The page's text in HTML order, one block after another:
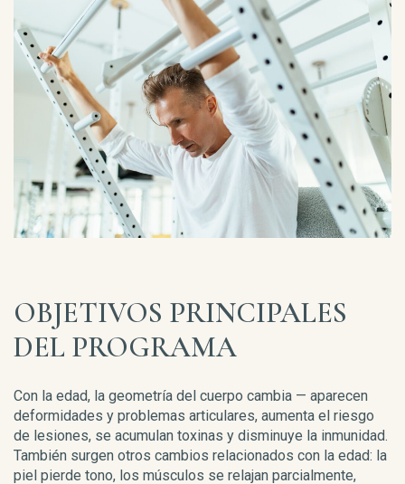
OBJETIVOS PRINCIPALES
DEL PROGRAMA
Con la edad, la geometría del cuerpo cambia — aparecen
deformidades y problemas articulares, aumenta el riesgo
de lesiones, se acumulan toxinas y disminuye la inmunidad.
También surgen otros cambios relacionados con la edad: la
piel pierde tono, los músculos se relajan parcialmente,